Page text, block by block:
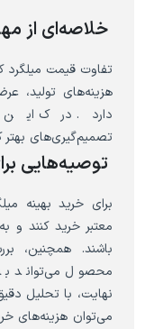
خلاصه‌ای از
تفاوت قیمت میلگرد
هزینه‌های تولید،
دارد. درک این
تصمیم‌گیری‌های
توصیه‌هایی
برای خرید بهینه
معتبر خرید کنند و
باشند. همچنین،
محصول می‌تواند به
نهایت، با تحلیل
می‌توان هزینه‌های